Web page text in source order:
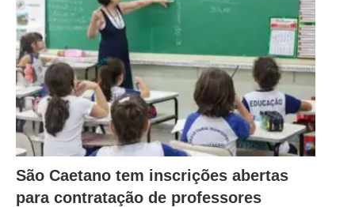
São Caetano tem inscrições abertas
para contratação de professores